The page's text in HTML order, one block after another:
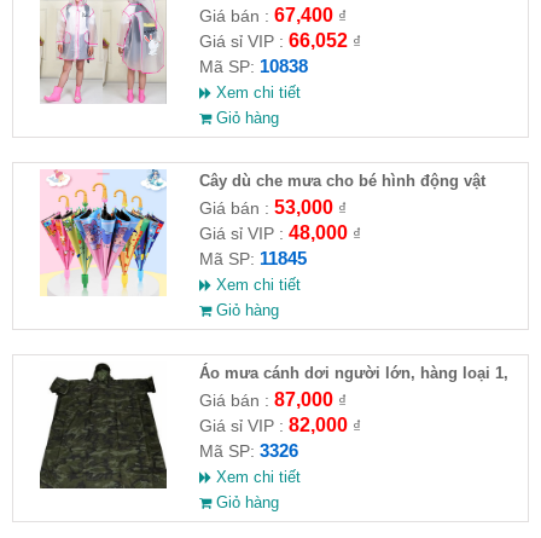
sách )
Giá bán : 67,400₫
Giá sỉ VIP : 66,052₫
Mã SP: 10838
Xem chi tiết
Giỏ hàng
Cây dù che mưa cho bé hình động vật
Giá bán : 53,000₫
Giá sỉ VIP : 48,000₫
Mã SP: 11845
Xem chi tiết
Giỏ hàng
Áo mưa cánh dơi người lớn, hàng loại 1,
chất dày dặn. 1,4m
Giá bán : 87,000₫
Giá sỉ VIP : 82,000₫
Mã SP: 3326
Xem chi tiết
Giỏ hàng